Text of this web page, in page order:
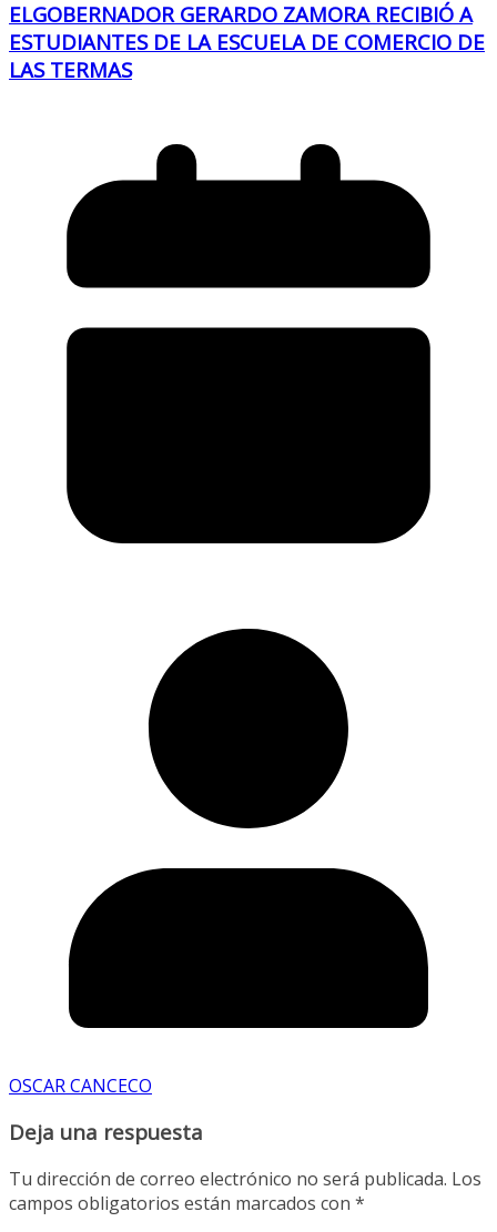
ELGOBERNADOR GERARDO ZAMORA RECIBIÓ A
ESTUDIANTES DE LA ESCUELA DE COMERCIO DE
LAS TERMAS
OSCAR CANCECO
Deja una respuesta
Tu dirección de correo electrónico no será publicada. Los
campos obligatorios están marcados con *